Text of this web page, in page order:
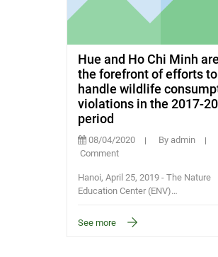
Hue and Ho Chi Minh
the forefront of efforts to
handle wildlife
violations in the 2017-
period
08/04/2020
By admin
Comment
Hanoi, April 25, 2019 - The Nature
Education Center (ENV)…
See more